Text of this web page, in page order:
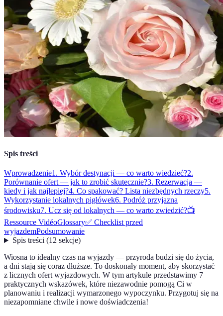
Spis treści
Wprowadzenie1. Wybór destynacji — co warto wiedzieć?2.
Porównanie ofert — jak to zrobić skutecznie?3. Rezerwacja —
kiedy i jak najlepiej?4. Co spakować? Lista niezbędnych rzeczy5.
Wykorzystanie lokalnych pigłówek6. Podróż przyjazna
środowisku7. Ucz się od lokalnych — co warto zwiedzić?📺
Ressource VidéoGlossary✅ Checklist przed
wyjazdemPodsumowanie
Spis treści(12 sekcje)
Wiosna to idealny czas na wyjazdy — przyroda budzi się do życia,
a dni stają się coraz dłuższe. To doskonały moment, aby skorzystać
z licznych ofert wyjazdowych. W tym artykule przedstawimy 7
praktycznych wskazówek, które niezawodnie pomogą Ci w
planowaniu i realizacji wymarzonego wypoczynku. Przygotuj się na
niezapomniane chwile i nowe doświadczenia!